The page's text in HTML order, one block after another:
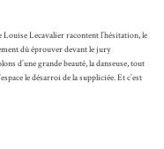
Louise Lecavalier racontent l’hésitation, le
dû éprouver devant le jury
d’une grande beauté, la danseuse, tout
le désarroi de la suppliciée. Et c’est